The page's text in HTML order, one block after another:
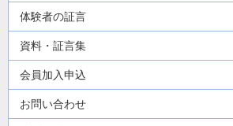
体験者の証言
資料・証言集
会員加入申込
お問い合わせ